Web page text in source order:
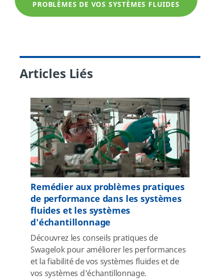
PROBLÈMES DE VOS SYSTÈMES FLUIDES
Articles Liés
Remédier aux problèmes pratiques
de performance dans les systèmes
fluides et les systèmes
d'échantillonnage
Découvrez les conseils pratiques de
Swagelok pour améliorer les performances
et la fiabilité de vos systèmes fluides et de
vos systèmes d'échantillonnage.